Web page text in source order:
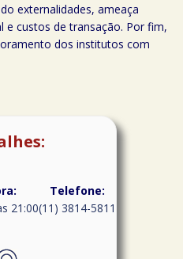
externalidades, ameaça
e custos de transação. Por fim,
dos institutos com
21:00
Telefone:
(11) 3814-5811